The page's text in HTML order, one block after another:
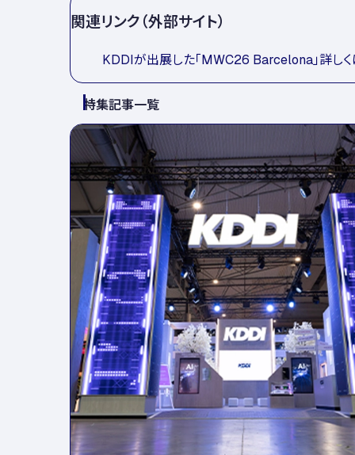
関連リンク（外部サイト）
KDDIが出展した「MWC26 Barcelona」詳しく
特集記事一覧